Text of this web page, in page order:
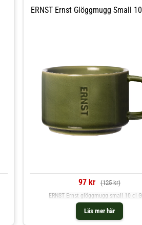
ERNST Ernst Glöggmugg Small
97 kr (125 kr)
Läs mer här
ERNST Ernst glöggmugg small 10 cl